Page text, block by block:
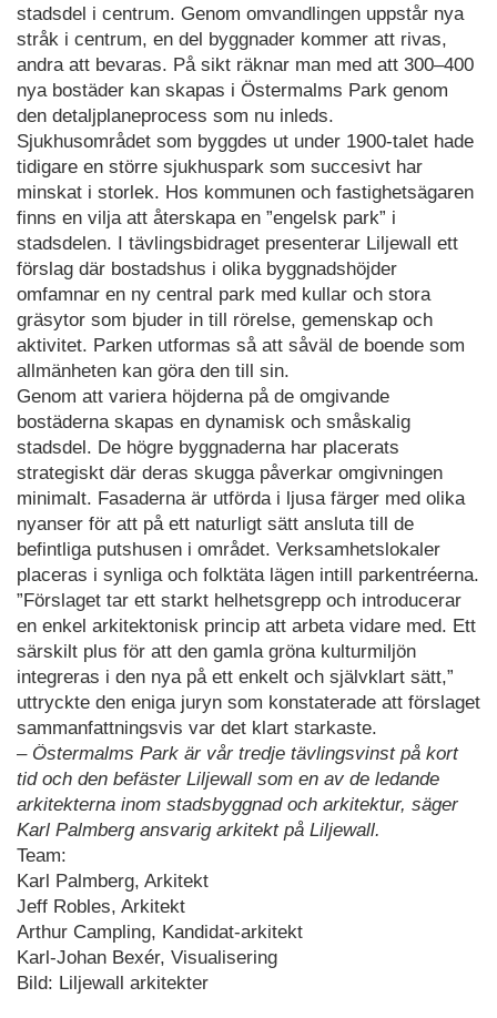
stadsdel i centrum. Genom omvandlingen uppstår nya
stråk i centrum, en del byggnader kommer att rivas,
andra att bevaras. På sikt räknar man med att 300–400
nya bostäder kan skapas i Östermalms Park genom
den detaljplaneprocess som nu inleds.
Sjukhusområdet som byggdes ut under 1900-talet hade
tidigare en större sjukhuspark som succesivt har
minskat i storlek. Hos kommunen och fastighetsägaren
finns en vilja att återskapa en ”engelsk park” i
stadsdelen. I tävlingsbidraget presenterar Liljewall ett
förslag där bostadshus i olika byggnadshöjder
omfamnar en ny central park med kullar och stora
gräsytor som bjuder in till rörelse, gemenskap och
aktivitet. Parken utformas så att såväl de boende som
allmänheten kan göra den till sin.
Genom att variera höjderna på de omgivande
bostäderna skapas en dynamisk och småskalig
stadsdel. De högre byggnaderna har placerats
strategiskt där deras skugga påverkar omgivningen
minimalt. Fasaderna är utförda i ljusa färger med olika
nyanser för att på ett naturligt sätt ansluta till de
befintliga putshusen i området. Verksamhetslokaler
placeras i synliga och folktäta lägen intill parkentréerna.
”Förslaget tar ett starkt helhetsgrepp och introducerar
en enkel arkitektonisk princip att arbeta vidare med. Ett
särskilt plus för att den gamla gröna kulturmiljön
integreras i den nya på ett enkelt och självklart sätt,”
uttryckte den eniga juryn som konstaterade att förslaget
sammanfattningsvis var det klart starkaste.
– Östermalms Park är vår tredje tävlingsvinst på kort
tid och den befäster Liljewall som en av de ledande
arkitekterna inom stadsbyggnad och arkitektur, säger
Karl Palmberg ansvarig arkitekt på Liljewall.
Team:
Karl Palmberg, Arkitekt
Jeff Robles, Arkitekt
Arthur Campling, Kandidat-arkitekt
Karl-Johan Bexér, Visualisering
Bild: Liljewall arkitekter